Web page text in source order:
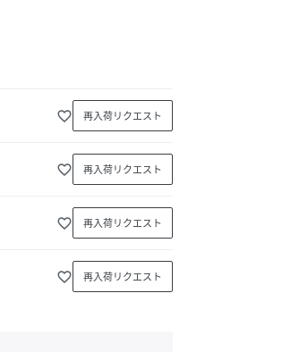
favorite_border 再入荷リクエスト
favorite_border 再入荷リクエスト
favorite_border 再入荷リクエスト
favorite_border 再入荷リクエスト